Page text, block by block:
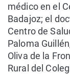
médico en el
Badajoz; el
Centro de
Paloma
Oliva de la
Rural del